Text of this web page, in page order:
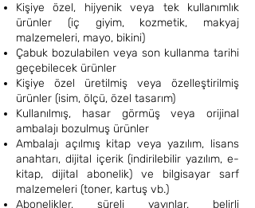
Kişiye özel, hijyenik veya tek kullanımlık
ürünler (iç giyim, kozmetik, makyaj
malzemeleri, mayo, bikini)
Çabuk bozulabilen veya son kullanma tarihi
geçebilecek ürünler
Kişiye özel üretilmiş veya özelleştirilmiş
ürünler (isim, ölçü, özel tasarım)
Kullanılmış, hasar görmüş veya orijinal
ambalajı bozulmuş ürünler
Ambalajı açılmış kitap veya yazılım, lisans
anahtarı, dijital içerik (indirilebilir yazılım, e-
kitap, dijital abonelik) ve bilgisayar sarf
malzemeleri (toner, kartuş vb.)
Abonelikler, süreli yayınlar, belirli